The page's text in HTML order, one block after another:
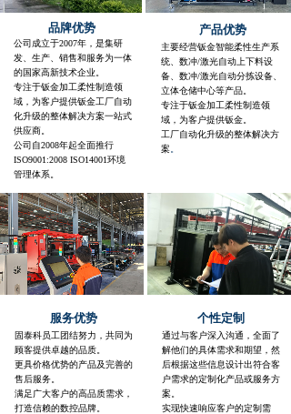
街道兴业路老兵大厦东座（三）6011，
生产基地在惠东产业转移园飞泰科智能装
备产业园，占地面积40多亩，是惠州市重
点企业。
钣金智能柔性生产线广泛应用于多个
行业，主要包括：工程机械装备行业、电
气控制柜行业、电梯行业、厨电行业、金
属加工行业；此外，钣金智能柔性生产线
还适用于其他多种行业，如钢质办公家具、
金属天花和幕墙、工具箱柜、钣金分包商、
暖通空调、通讯机箱机柜、防盗门和防火门、
超市货架、照明设备、汽车烤漆房、农业机
械、畜牧养殖设备等约160种行业。
产品优势
主要经营钣金智能柔性生产系
统、数冲/激光自动上下料设
备、数冲/激光自动分拣设备、
立体仓储中心等产品。
专注于钣金加工柔性制造领
域，为客户提供钣金。
工厂自动化升级的整体解决方
案
品牌优势
公司成立于2007年，是集研
发、生产、销售和服务为一体
的国家高新技术企业。
专注于钣金加工柔性制造领
域，为客户提供钣金工厂自动
化升级的整体解决方案一站式
供应商。
公司自2008年起全面推行
ISO9001:2008 ISO14001环境
管理体系。
服务优势
固泰科员工团结努力，共同为
顾客提供卓越的品质。
更具价格优势的产品及完善的
售后服务。
满足广大客户的高品质需求，
打造信赖的数控品牌
个性定制
通过与客户深入沟通，全面了
解他们的具体需求和期望，然
后根据这些信息设计出符合客
户需求的定制化产品或服务方
案。
实现快速响应客户的定制需